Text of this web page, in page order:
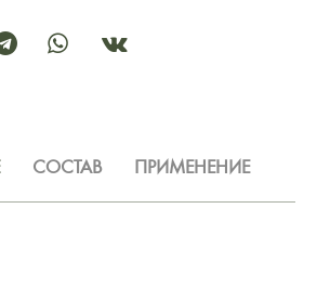
СОСТАВ ПРИМЕНЕНИЕ